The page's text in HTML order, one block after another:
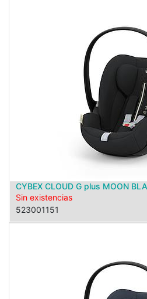
CYBEX CLOUD G plus MOON
Sin existencias
523001151